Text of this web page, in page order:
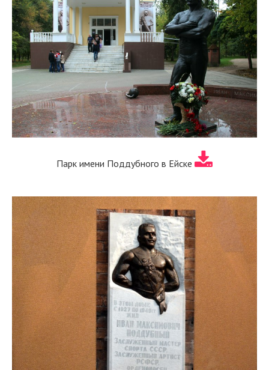
Парк имени Поддубного в Ейске